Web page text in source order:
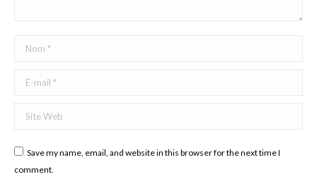
Nom *
E-mail *
Site Web
Save my name, email, and website in this browser for the next time I
comment.